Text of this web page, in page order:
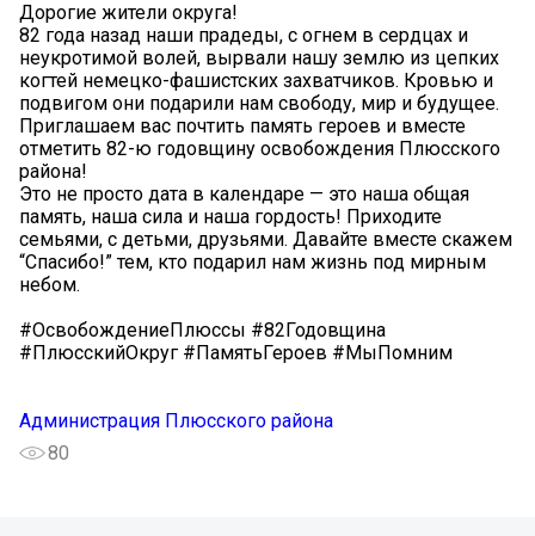
Дорогие жители округа!
82 года назад наши прадеды, с огнем в сердцах и
неукротимой волей, вырвали нашу землю из цепких
когтей немецко-фашистских захватчиков. Кровью и
подвигом они подарили нам свободу, мир и будущее.️
Приглашаем вас почтить память героев и вместе
отметить 82-ю годовщину освобождения Плюсского
района!
Это не просто дата в календаре — это наша общая
память, наша сила и наша гордость!️ Приходите
семьями, с детьми, друзьями. Давайте вместе скажем
“Спасибо!” тем, кто подарил нам жизнь под мирным
небом.️
#ОсвобождениеПлюссы #82Годовщина
#ПлюсскийОкруг #ПамятьГероев #МыПомним
Администрация Плюсского района
80